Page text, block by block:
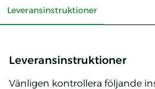
Leveransinstruktioner
Leveransinstruktioner
Vänligen kontrollera följande